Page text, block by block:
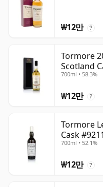
₩12만 ?
Tormore
Scotland
700ml • 58.3%
₩12만 ?
Tormore
Cask
700ml • 52.1%
₩12만 ?